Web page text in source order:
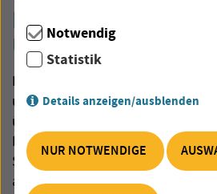
Plattform der
Union
Die EU hat dieses Portal
unzufriedenen Kunden zu helfen.
über Waren oder
Internet gekauft haben, können
Streitbeilegungsstelle finden, um
außergerichtlichen Lösung zu
Notwendig
Statistik
Details anzeigen/ausblenden
NUR NOTWENDIGE